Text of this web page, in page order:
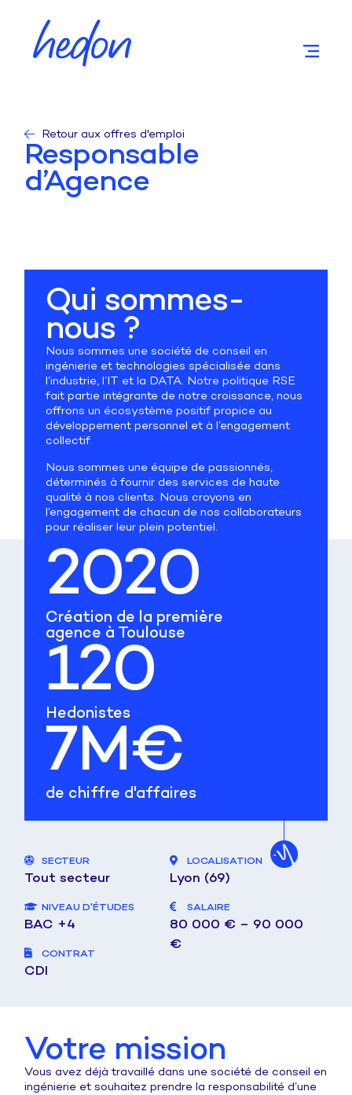
Retour aux offres d'emploi
Responsable
d’Agence
Qui sommes-
nous ?
Nous sommes une société de conseil en
ingénierie et technologies spécialisée dans
l’industrie, l’IT et la DATA. Notre politique RSE
fait partie intégrante de notre croissance, nous
offrons un écosystème positif propice au
développement personnel et à l’engagement
collectif.
Nous sommes une équipe de passionnés,
déterminés à fournir des services de haute
qualité à nos clients. Nous croyons en
l’engagement de chacun de nos collaborateurs
pour réaliser leur plein potentiel.
2020
Création de la première
agence à Toulouse
120
Hedonistes
7M€
de chiffre d'affaires
SECTEUR
Tout secteur
NIVEAU D'ÉTUDES
BAC +4
CONTRAT
CDI
LOCALISATION
Lyon (69)
SALAIRE
80 000 € – 90 000
€
Votre mission
Vous avez déjà travaillé dans une société de conseil en
ingénierie et souhaitez prendre la responsabilité d’une